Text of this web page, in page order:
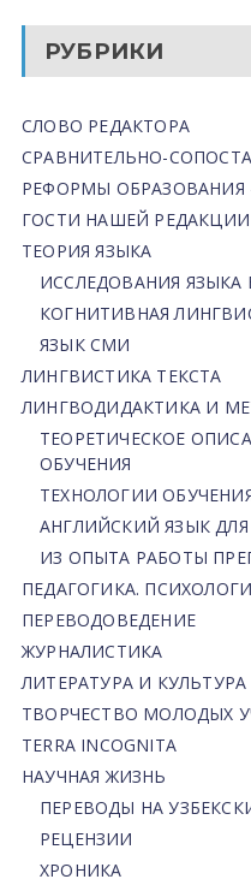
РУБРИКИ
СЛОВО РЕДАКТОРА
СРАВНИТЕЛЬНО-
РЕФОРМЫ
ГОСТИ НАШЕЙ РЕДАКЦИИ
ТЕОРИЯ ЯЗЫКА
ИССЛЕДОВАНИЯ
КОГНИТИВНАЯ
ЯЗЫК СМИ
ЛИНГВИСТИКА ТЕКСТА
ЛИНГВОДИДАКТИКА И
ТЕОРЕТИЧЕСКОЕ
ОБУЧЕНИЯ
ТЕХНОЛОГИИ
АНГЛИЙСКИЙ ЯЗЫК ДЛЯ
ИЗ ОПЫТА РАБОТЫ
ПЕДАГОГИКА.
ПЕРЕВОДОВЕДЕНИЕ
ЖУРНАЛИСТИКА
ЛИТЕРАТУРА И КУЛЬТУРА
ТВОРЧЕСТВО МОЛОДЫХ
TERRA INCOGNITA
НАУЧНАЯ ЖИЗНЬ
ПЕРЕВОДЫ НА
РЕЦЕНЗИИ
ХРОНИКА